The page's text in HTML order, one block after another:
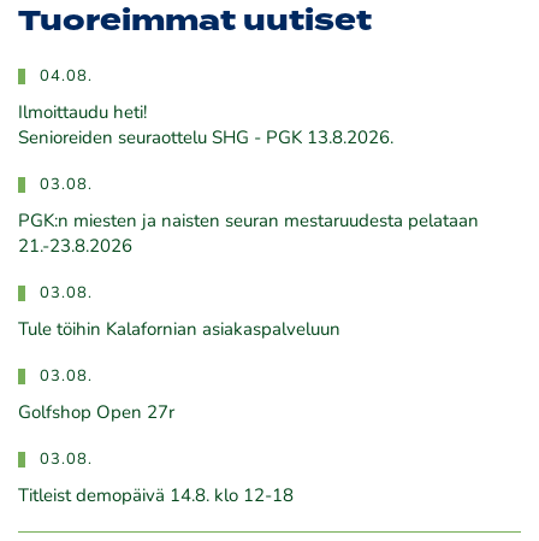
Tuoreimmat uutiset
04.08.
Ilmoittaudu heti!
​​​​​​​Senioreiden seuraottelu SHG - PGK 13.8.2026.
03.08.
PGK:n miesten ja naisten seuran mestaruudesta pelataan
21.-23.8.2026
03.08.
Tule töihin Kalafornian asiakaspalveluun
03.08.
Golfshop Open 27r
03.08.
Titleist demopäivä 14.8. klo 12-18